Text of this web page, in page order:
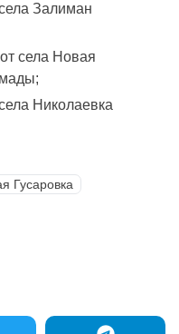
Залиман
села Новая
Николаевка
Гусаровка